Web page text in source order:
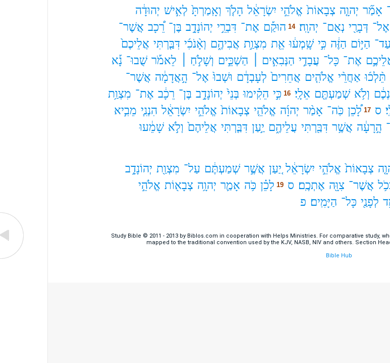
אָמַ֞ר יְהוָ֤ה צְבָאוֹת֙ אֱלֹהֵ֣י יִשְׂרָאֵ֔ל הָלֹ֤ךְ וְאָֽמַרְתָּ֙ לְאִ֣ישׁ יְהוּדָ֔ה
אֶל־ דְּבָרַ֖י נְאֻם־ יְהוָֽה׃ 14 הוּקַ֡ם אֶת־ דִּבְרֵ֣י יְהוֹנָדָ֣ב בֶּן־ רֵ֠כָב אֲשֶׁר־
עַד־ הַיּ֣וֹם הַזֶּ֔ה כִּ֣י שָֽׁמְע֔וּ אֵ֖ת מִצְוַ֣ת אֲבִיהֶ֑ם וְאָ֨נֹכִ֜י דִּבַּ֤רְתִּי אֲלֵיכֶם֙
אֶת־ כָּל־ עֲבָדַ֣י הַנְּבִאִ֣ים ׀ הַשְׁכֵּ֣ים וְשָׁלֹ֣חַ ׀ לֵאמֹ֡ר שֻׁבוּ־ נָ֡א
תֵּ֨לְכ֜וּ אַחֲרֵ֨י אֱלֹהִ֤ים אֲחֵרִים֙ לְעָבְדָ֔ם וּשְׁבוּ֙ אֶל־ הָ֣אֲדָמָ֔ה אֲשֶׁר־
וְלֹ֥א שְׁמַעְתֶּ֖ם אֵלָֽי׃ 16 כִּ֣י הֵקִ֗ימוּ בְּנֵי֙ יְהוֹנָדָ֣ב בֶּן־ רֵכָ֔ב אֶת־ מִצְוַ֥ת
ס 17 לָ֠כֵן כֹּֽה־ אָמַ֨ר יְהוָ֜ה אֱלֹהֵ֤י צְבָאוֹת֙ אֱלֹהֵ֣י יִשְׂרָאֵ֔ל הִנְנִ֧י מֵבִ֣יא
הָ֣רָעָ֔ה אֲשֶׁ֥ר דִּבַּ֖רְתִּי עֲלֵיהֶ֑ם יַ֣עַן דִּבַּ֤רְתִּי אֲלֵיהֶם֙ וְלֹ֣א שָׁמֵ֔עוּ
צְבָאוֹת֙ אֱלֹהֵ֣י יִשְׂרָאֵ֔ל יַ֚עַן אֲשֶׁ֣ר שְׁמַעְתֶּ֔ם עַל־ מִצְוַ֖ת יְהוֹנָדָ֣ב
אֲשֶׁר־ צִוָּ֖ה אֶתְכֶֽם׃ ס 19 לָכֵ֗ן כֹּ֥ה אָמַ֛ר יְהוָ֥ה צְבָא֖וֹת אֱלֹהֵ֣י
לְפָנַ֖י כָּל־ הַיָּמִֽים׃ פ
Study Bible © 2011 - 2013 by Biblos.com in cooperation with Helps Ministries. For comparative study,
mapped to the traditional convention used by the KJV, NASB, NIV and others. Section
Bible Hub